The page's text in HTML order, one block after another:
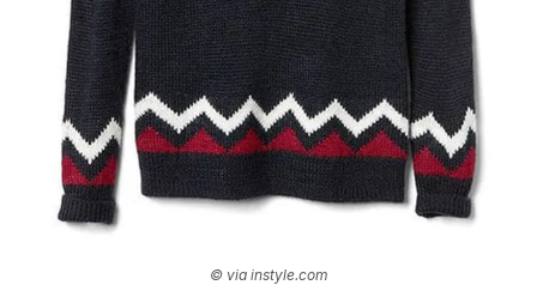
© via instyle.com